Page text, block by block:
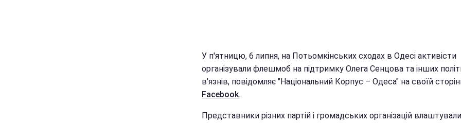
У п'ятницю, 6 липня, на Потьомкінських сходах в Одесі активісти
організували флешмоб на підтримку Олега Сенцова та інших
в'язнів, повідомляє "Національний Корпус – Одеса" на своїй
Facebook.
Представники різних партій і громадських організацій